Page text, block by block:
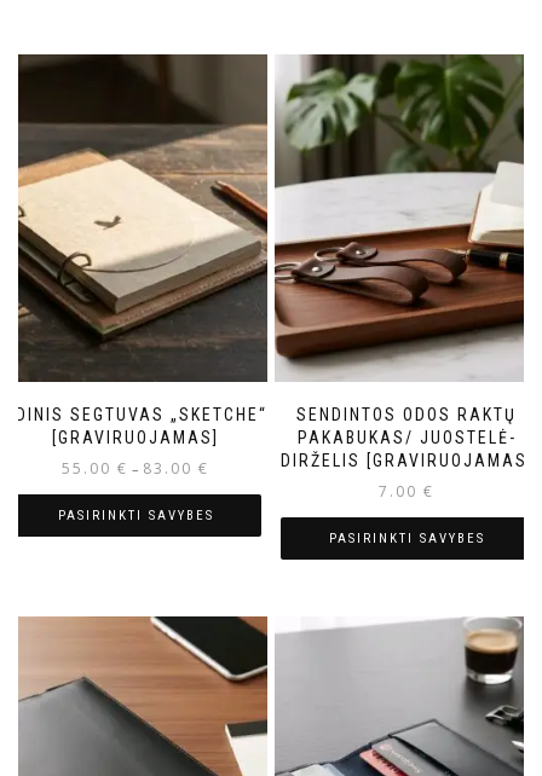
ODINIS SEGTUVAS „SKETCHE“
[GRAVIRUOJAMAS]
55.00 € – 83.00 €
PASIRINKTI SAVYBES
SENDINTOS ODOS RAKTŲ
PAKABUKAS/ JUOSTELĖ-
DIRŽELIS [GRAVIRUOJAMAS]
7.00 €
PASIRINKTI SAVYBES